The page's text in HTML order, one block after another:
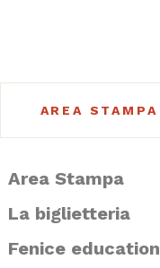
AREA STAMPA
Area Stampa
La biglietteria
Fenice education